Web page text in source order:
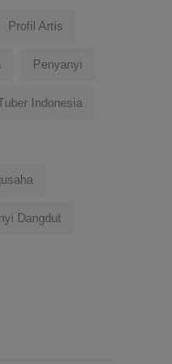
Profil Artis
Penyanyi
Indonesia
Dangdut